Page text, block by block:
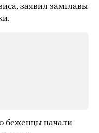
заявил замглавы
беженцы начали